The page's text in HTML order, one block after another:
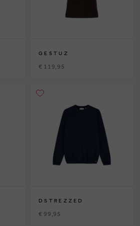
GESTUZ
€ 119,95
DSTREZZED
€ 99,95